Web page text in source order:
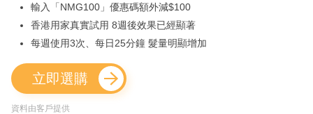
輸入「NMG100」優惠碼額外減$100
香港用家真實試用 8週後效果已經顯著
每週使用3次、每日25分鐘 髮量明顯增加
立即選購
資料由客戶提供